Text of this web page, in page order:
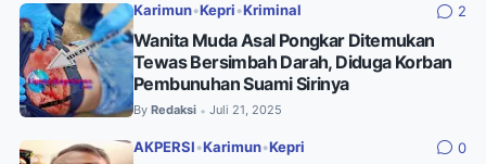
Karimun•Kepri •Kriminal 2
Wanita Muda Asal Pongkar Ditemukan
Tewas Bersimbah Darah, Diduga Korban
Pembunuhan Suami Sirinya
By Redaksi • Juli 21, 2025
AKPERSI •Karimun•Kepri 0